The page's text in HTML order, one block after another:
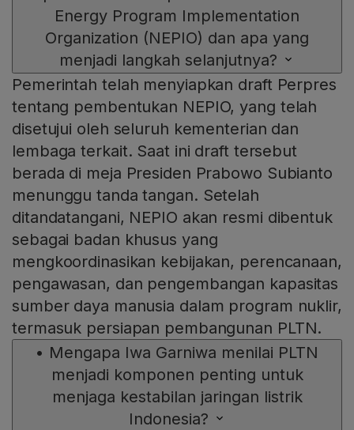
Energy Program Implementation
Organization (NEPIO) dan apa yang
menjadi langkah selanjutnya?
Pemerintah telah menyiapkan draft Perpres
tentang pembentukan NEPIO, yang telah
disetujui oleh seluruh kementerian dan
lembaga terkait. Saat ini draft tersebut
berada di meja Presiden Prabowo Subianto
menunggu tanda tangan. Setelah
ditandatangani, NEPIO akan resmi dibentuk
sebagai badan khusus yang
mengkoordinasikan kebijakan, perencanaan,
pengawasan, dan pengembangan kapasitas
sumber daya manusia dalam program nuklir,
termasuk persiapan pembangunan PLTN.
• Mengapa Iwa Garniwa menilai PLTN
menjadi komponen penting untuk
menjaga kestabilan jaringan listrik
Indonesia?